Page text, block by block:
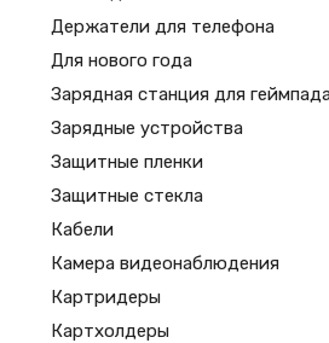
Держатели для телефона
Для нового года
Зарядная станция для
Зарядные устройства
Защитные пленки
Защитные стекла
Кабели
Камера видеонаблюдения
Картридеры
Картхолдеры